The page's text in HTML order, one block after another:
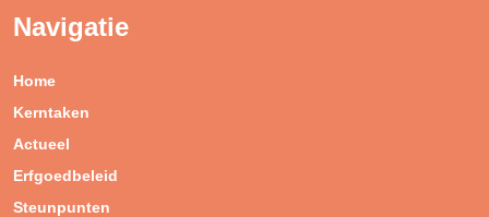
Navigatie
Home
Kerntaken
Actueel
Erfgoedbeleid
Steunpunten